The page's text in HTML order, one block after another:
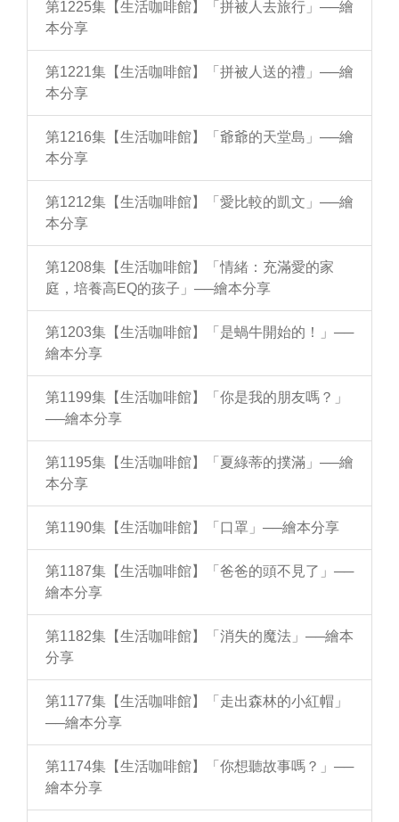
第1225集【生活咖啡館】「拼被人去旅行」──繪
本分享
第1221集【生活咖啡館】「拼被人送的禮」──繪
本分享
第1216集【生活咖啡館】「爺爺的天堂島」──繪
本分享
第1212集【生活咖啡館】「愛比較的凱文」──繪
本分享
第1208集【生活咖啡館】「情緒：充滿愛的家
庭，培養高EQ的孩子」──繪本分享
第1203集【生活咖啡館】「是蝸牛開始的！」──
繪本分享
第1199集【生活咖啡館】「你是我的朋友嗎？」
──繪本分享
第1195集【生活咖啡館】「夏綠蒂的撲滿」──繪
本分享
第1190集【生活咖啡館】「口罩」──繪本分享
第1187集【生活咖啡館】「爸爸的頭不見了」──
繪本分享
第1182集【生活咖啡館】「消失的魔法」──繪本
分享
第1177集【生活咖啡館】「走出森林的小紅帽」
──繪本分享
第1174集【生活咖啡館】「你想聽故事嗎？」──
繪本分享